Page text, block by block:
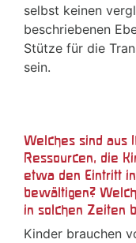
selbst keinen
beschriebenen
Stütze für die
sein.
Welches sind aus
Ressourcen, die
etwa den Eintritt
bewältigen?
in solchen Zeiten
Kinder brauchen